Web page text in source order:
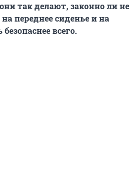
так делают, законно ли не
переднее сиденье и на
всего.